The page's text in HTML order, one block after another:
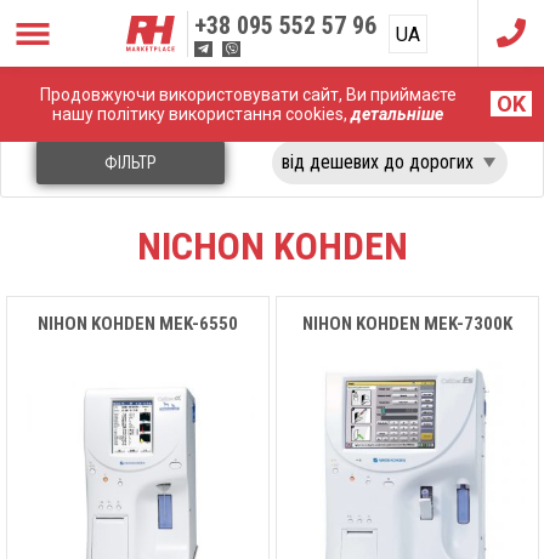
Продовжуючи використовувати сайт, Ви приймаєте
нашу політику використання cookies,детальніше OK
+38 095 552 57 96 UA
RU
Головна Лабораторне обладнання Nichon Kohden
ФІЛЬТР
NICHON KOHDEN
NIHON KOHDEN MEK-6550 NIHON KOHDEN MEK-7300K